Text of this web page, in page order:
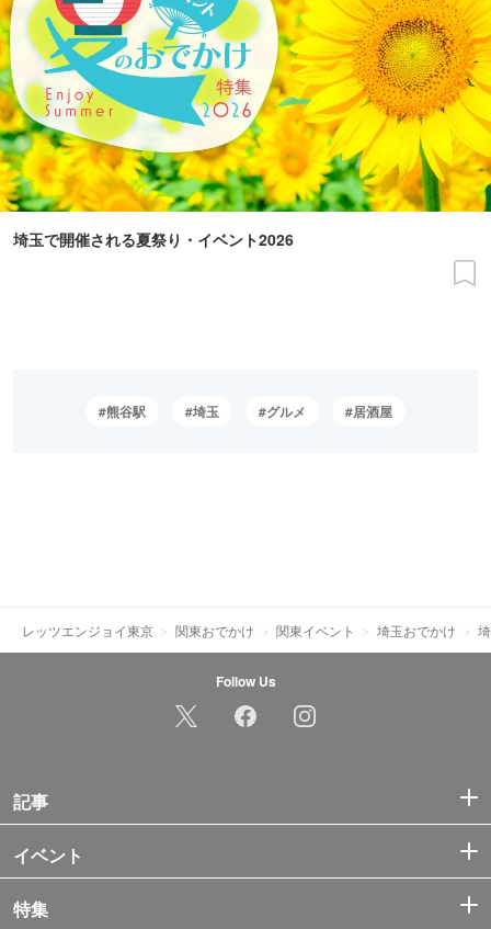
埼玉で開催される夏祭り・イベント2026
熊谷駅 埼玉 グルメ 居酒屋
レッツエンジョイ東京 関東おでかけ 関東イベント 埼玉おでかけ
Follow Us
記事
イベント
特集